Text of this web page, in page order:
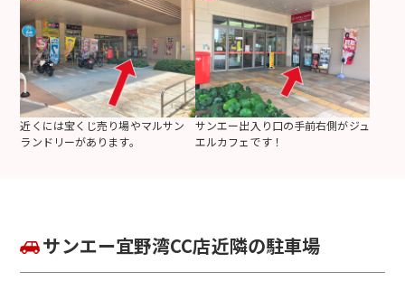
近くには宝くじ売り場やマルサン
ランドリーがあります。
サンエー出入り口の手前右側がジュ
エルカフェです！
サンエー宜野湾CC店近隣の駐車場